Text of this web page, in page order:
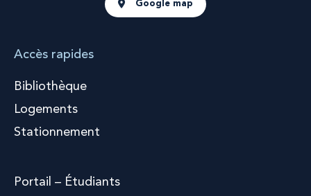
Google map
Accès rapides
Bibliothèque
Logements
Stationnement
Portail – Étudiants